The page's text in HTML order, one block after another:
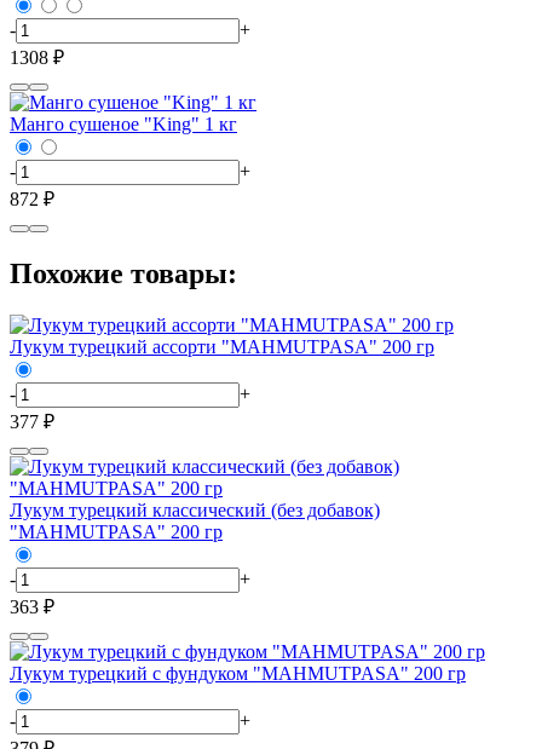
-
+
1308 ₽
Манго сушеное "King" 1 кг
-
+
872 ₽
Похожие товары:
Лукум турецкий ассорти "MAHMUTPASA" 200 гр
-
+
377 ₽
Лукум турецкий классический (без добавок)
"MAHMUTPASA" 200 гр
-
+
363 ₽
Лукум турецкий с фундуком "MAHMUTPASA" 200 гр
-
+